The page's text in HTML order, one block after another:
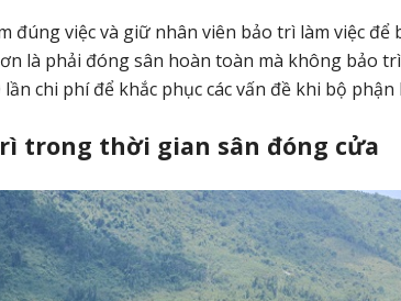
đúng việc và giữ nhân viên bảo trì làm việc để
là phải đóng sân hoàn toàn mà không bảo
chi phí để khắc phục các vấn đề khi bộ
trong thời gian sân đóng cửa